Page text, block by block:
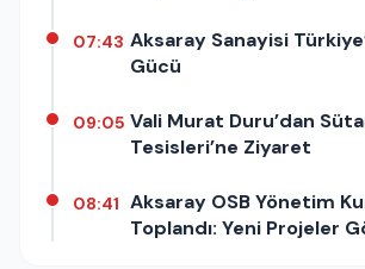
07:43 Aksaray Sanayisi
Gücü
09:05 Vali Murat Duru’dan
Tesisleri’ne Ziyaret
08:41 Aksaray OSB Yönetim
Toplandı: Yeni Projeler